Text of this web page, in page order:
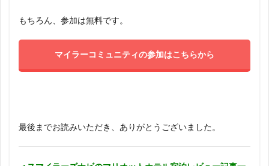
もちろん、参加は無料です。
マイラーコミュニティの参加はこちらから
最後までお読みいただき、ありがとうございました。